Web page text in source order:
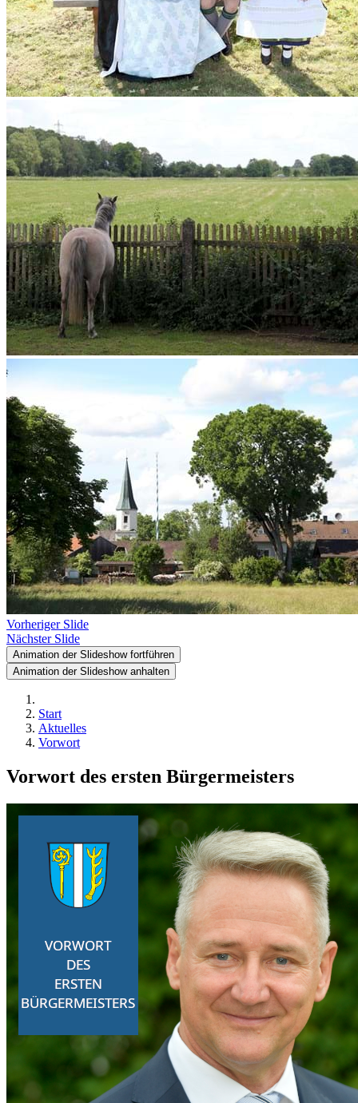
Vorheriger Slide
Nächster Slide
Animation der Slideshow fortführen
Animation der Slideshow anhalten
Start
Aktuelles
Vorwort
Vorwort des ersten Bürgermeisters